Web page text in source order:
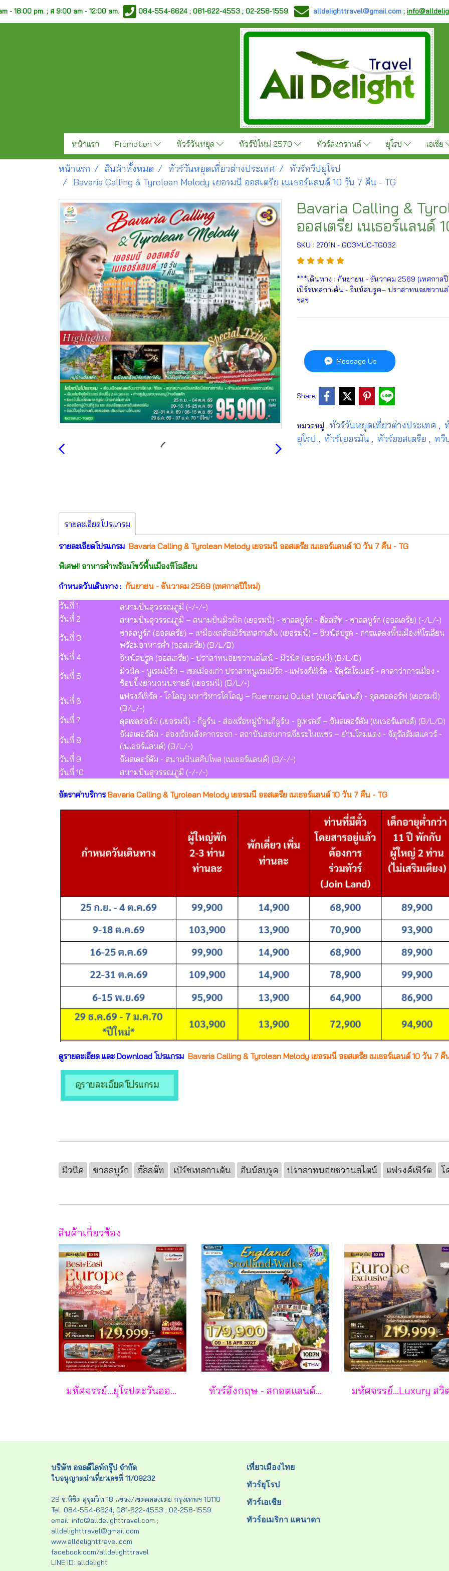
- 18:00 pm. ;ส 9:00 am - 12:00 am. 084-554-6624 ; 081-622-4553 ; 02-258-1559 alldelighttravel@gmail.com ;
หน้าแรก Promotion ทัวร์วันหยุด ทัวร์ปีใหม่ 2570 ทัวร์สงกรานต์ ยุโรป เอเชีย
หน้าแรก สินค้าทั้งหมด ทัวร์วันหยุดเที่ยวต่างประเทศ
ทัวร์ทวีปยุโรป
Bavaria Calling & Tyrolean Melody เยอรมนี ออสเตรีย เนเธอร์แลนด์ 10 วัน 7 คืน - TG
Bavaria Calling &
ออสเตรีย เนเธอร์แลนด์
SKU : 2701N - GO3MUC-TG032
***เดินทาง : กันยายน - ธันวาคม 2569 (เทศกาล
เบิร์ชเทสกาเด้น - อินน์สบรูค– ปราสาทนอยชวาน
ฯลฯ
Message Us
Share
หมวดหมู่ : ทัวร์วันหยุดเที่ยวต่างประเทศ
ยุโรป
ทัวร์เยอรมัน ทัวร์ออสเตรีย ทวี
รายละเอียดโปรแกรม
รายละเอียดโปรแกรม Bavaria Calling & Tyrolean Melody เยอรมนี ออสเตรีย เนเธอร์แลนด์ 10 วัน 7 คืน - TG
พิเศษ!! อาหารค่ำพร้อมโชว์พื้นเมืองทิโรเลียน
กำหนดวันเดินทาง : กันยายน - ธันวาคม 2569 (เทศกาลปีใหม่)
วันที่ 1
สนามบินสุวรรณภูมิ (-/-/-)
วันที่ 2
สนามบินสุวรรณภูมิ – สนามบินมิวนิค (เยอรมนี) - ซาลสบูร์ก - ฮัลสตัท - ซาลสบูร์ก (ออสเตรีย) (-/L/-)
วันที่ 3
ซาลสบูร์ก (ออสเตรีย) – เหมืองเกลือเบิร์ชเทสกาเด้น (เยอรมนี) – อินน์สบรูค - การแสดงพื้นเมืองทิโรเลียน
พร้อมอาหารค่ำ (ออสเตรีย) (B/L/D)
วันที่ 4
อินน์สบรูค (ออสเตรีย) - ปราสาทนอยชวานสไตน์ - มิวนิค (เยอรมนี) (B/L/D)
วันที่ 5
มิวนิค - นูเรมเบิร์ก – เขตเมืองเก่า ปราสาทนูเรมเบิร์ก - แฟรงค์เฟิร์ต - จัตุรัสโรเมอร์ - ศาลาว่าการเมือง -
ช้อปปิ้งย่านถนนซายล์ (เยอรมนี) (B/L/-)
วันที่ 6
แฟรงค์เฟิร์ต - โคโลญ มหาวิหารโคโลญ – Roermond Outlet (เนเธอร์แลนด์) - ดุสเซลดอร์ฟ (เยอรมนี)
(B/L/-)
วันที่ 7
ดุสเซลดอร์ฟ (เยอรมนี) - กีธูร์น - ล่องเรือหมู่บ้านกีธูร์น - อูเทรคต์ – อัมสเตอร์ดัม (เนเธอร์แลนด์) (B/L/D)
วันที่ 8
อัมสเตอร์ดัม - ล่องเรือหลังคากระจก - สถาบันสอนการเจียระไนเพชร – ย่านโคมแดง - จัตุรัสดัมสแควร์ -
(เนเธอร์แลนด์) (B/L/-)
วันที่ 9
อัมสเตอร์ดัม - สนามบินสคิปโพล (เนเธอร์แลนด์) (B/-/-)
วันที่ 10
สนามบินสุวรรณภูมิ (-/-/-)
อัตราค่าบริการBavaria Calling & Tyrolean Melody เยอรมนี ออสเตรีย เนเธอร์แลนด์ 10 วัน 7 คืน - TG
ดูรายละเอียด และ Download โปรแกรม Bavaria Calling & Tyrolean Melody เยอรมนี ออสเตรีย เนเธอร์แลนด์ 10 วัน 7 คื
มิวนิค ซาลสบูร์ก ฮัลสตัท เบิร์ชเทสกาเด้น อินน์สบรูค ปราสาทนอยชวานสไตน์ แฟรงค์เฟิร์ต โ
สินค้าเกี่ยวข้อง
มหัศจรรย์...ยุโรปตะวันออก เยอรมัน ออสเตรีย เช็ค สโลวาเกีย ฮังการี กรุ๊ป 10 ท่าน 8 วัน 5 คืน - LH/OS ทัวร์อังกฤษ - สกอตแลนด์ - เวลส์ 10 วัน - TG
บริษัท ออลดีไลท์กรุ๊ป จำกัด
ใบอนุญาตนำเที่ยวเลขที่ 11/09232
29 ซ.พิชิต สุขุมวิท 18 แขวง/เขตคลองเตย กรุงเทพฯ 10110
Tel. 084-554-6624; 081-622-4553 ; 02-258-1559
email: info@alldelighttravel.com ;
alldelighttravel@gmail.com
www.alldelighttravel.com
facebook.com/alldelighttravel
LINE ID: alldelight
เที่ยวเมืองไทย
ทัวร์ยุโรป
ทัวร์เอเชีย
ทัวร์อเมริกา แคนาดา